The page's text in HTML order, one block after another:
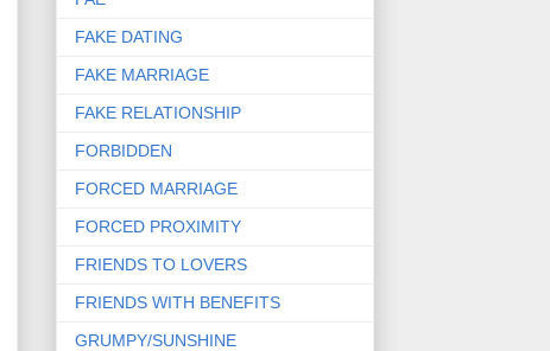
FAKE DATING
FAKE MARRIAGE
FAKE RELATIONSHIP
FORBIDDEN
FORCED MARRIAGE
FORCED PROXIMITY
FRIENDS TO LOVERS
FRIENDS WITH BENEFITS
GRUMPY/SUNSHINE